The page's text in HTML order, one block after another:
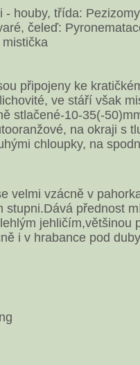
- houby, třída:
čeleď:
připojeny ke
ve stáří však
stlačené-10-35(-
na okraji s
chloupky, na
velmi vzácně v
stupni.Dává přednost
jehličím,většinou
i v hrabance pod